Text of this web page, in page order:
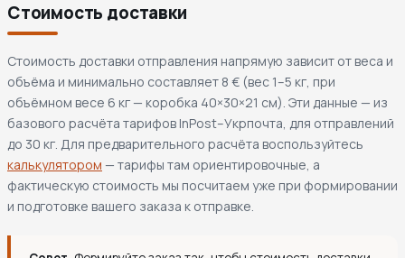
Стоимость доставки
Стоимость доставки отправления напрямую зависит от веса и
объёма и минимально составляет 8 € (вес 1–5 кг, при
объёмном весе 6 кг — коробка 40×30×21 см). Эти данные — из
базового расчёта тарифов InPost–Укрпочта, для отправлений
до 30 кг. Для предварительного расчёта воспользуйтесь
калькулятором — тарифы там ориентировочные, а
фактическую стоимость мы посчитаем уже при формировании
и подготовке вашего заказа к отправке.